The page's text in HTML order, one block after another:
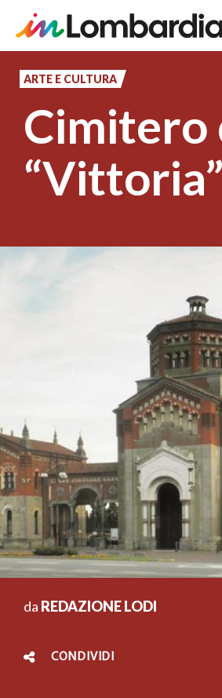
principale
ARTE E CULTURA
Cimitero
“Vittoria”
da REDAZIONE LODI
CONDIVIDI